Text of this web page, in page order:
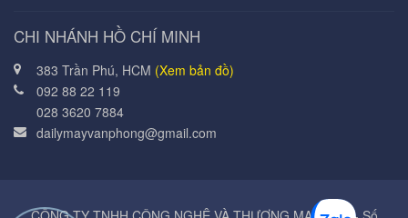
CHI NHÁNH HỒ CHÍ MINH
383 Trần Phú, HCM (Xem bản đồ)
092 88 22 119
028 3620 7884
dailymayvanphong@gmail.com